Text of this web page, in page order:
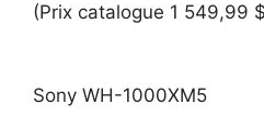
(Prix catalogue 1 549,99
Sony WH-1000XM5